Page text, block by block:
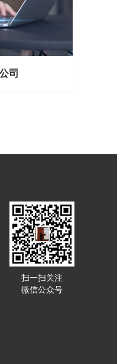
司
扫一扫关注
微信公众号